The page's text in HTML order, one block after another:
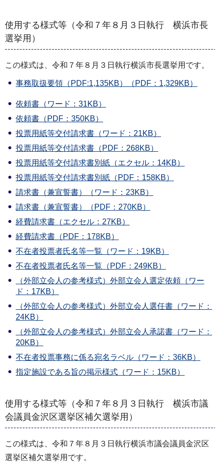
使用する様式等（令和７年８月３日執行 横浜市長
選挙用）
この様式は、令和７年８月３日執行横浜市長選挙用です。
事務取扱要領（PDF:1,135KB）（PDF：1,329KB）
依頼書（ワード：31KB）
依頼書（PDF：350KB）
投票用紙等交付請求書（ワード：21KB）
投票用紙等交付請求書（PDF：268KB）
投票用紙等交付請求書別紙（エクセル：14KB）
投票用紙等交付請求書別紙（PDF：158KB）
請求書（兼宣誓書）（ワード：23KB）
請求書（兼宣誓書）（PDF：270KB）
経費請求書（エクセル：27KB）
経費請求書（PDF：178KB）
不在者投票者氏名等一覧（ワード：19KB）
不在者投票者氏名等一覧（PDF：249KB）
（外部立会人の参考様式）外部立会人選定依頼（ワー
ド：17KB）
（外部立会人の参考様式）外部立会人選任書（ワード：
24KB）
（外部立会人の参考様式）外部立会人承諾書（ワード：
20KB）
不在者投票事務に係る宛名ラベル（ワード：36KB）
指定施設である旨の掲示様式（ワード：15KB）
使用する様式等（令和７年８月３日執行 横浜市議
会議員金沢区選挙区補欠選挙用）
この様式は、令和７年８月３日執行横浜市議会議員金沢区
選挙区補欠選挙用です。